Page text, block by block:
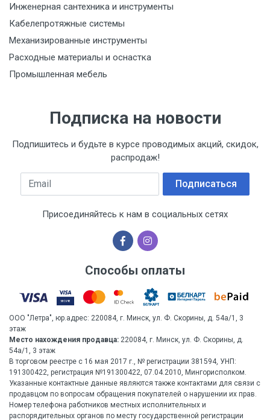
Инженерная сантехника и инструменты
Кабелепротяжные системы
Механизированные инструменты
Расходные материалы и оснастка
Промышленная мебель
Подписка на новости
Подпишитесь и будьте в курсе проводимых акций, скидок,
распродаж!
Email Подписаться
Присоединяйтесь к нам в социальных сетях
Способы оплаты
ООО "Летра", юр.адрес: 220084, г. Минск, ул. Ф. Скорины, д. 54а/1, 3
этаж
Место нахождения продавца: 220084, г. Минск, ул. Ф. Скорины, д.
54а/1, 3 этаж
В торговом реестре с 16 мая 2017 г., № регистрации 381594, УНП:
191300422, регистрация №191300422, 07.04.2010, Мингорисполком.
Указанные контактные данные являются также контактами для связи с
продавцом по вопросам обращения покупателей о нарушении их прав.
Номер телефона работников местных исполнительных и
распорядительных органов по месту государственной регистрации